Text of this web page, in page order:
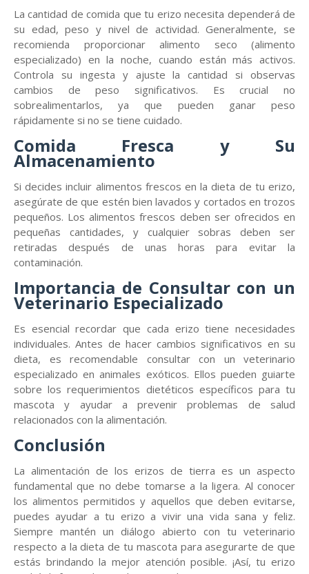
La cantidad de comida que tu erizo necesita dependerá de
su edad, peso y nivel de actividad. Generalmente, se
recomienda proporcionar alimento seco (alimento
especializado) en la noche, cuando están más activos.
Controla su ingesta y ajuste la cantidad si observas
cambios de peso significativos. Es crucial no
sobrealimentarlos, ya que pueden ganar peso
rápidamente si no se tiene cuidado.
Comida Fresca y Su
Almacenamiento
Si decides incluir alimentos frescos en la dieta de tu erizo,
asegúrate de que estén bien lavados y cortados en trozos
pequeños. Los alimentos frescos deben ser ofrecidos en
pequeñas cantidades, y cualquier sobras deben ser
retiradas después de unas horas para evitar la
contaminación.
Importancia de Consultar con un
Veterinario Especializado
Es esencial recordar que cada erizo tiene necesidades
individuales. Antes de hacer cambios significativos en su
dieta, es recomendable consultar con un veterinario
especializado en animales exóticos. Ellos pueden guiarte
sobre los requerimientos dietéticos específicos para tu
mascota y ayudar a prevenir problemas de salud
relacionados con la alimentación.
Conclusión
La alimentación de los erizos de tierra es un aspecto
fundamental que no debe tomarse a la ligera. Al conocer
los alimentos permitidos y aquellos que deben evitarse,
puedes ayudar a tu erizo a vivir una vida sana y feliz.
Siempre mantén un diálogo abierto con tu veterinario
respecto a la dieta de tu mascota para asegurarte de que
estás brindando la mejor atención posible. ¡Así, tu erizo